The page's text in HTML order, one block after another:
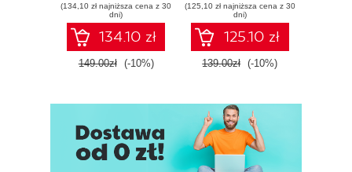
threat response -
Fourth Edition
(134,10 zł najniższa cena z 30
dni)
134.10 zł
149.00zł (-10%)
Tools, and
Microsoft Fabric -
Fourth Edition
(125,10 zł najniższa cena z 30
dni)
125.10 zł
139.00zł (-10%)